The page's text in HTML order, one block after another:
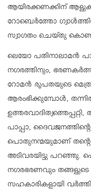
ആയിരക്കണക്കിന്
റോബെര്‍ത്തോ
സ്വാഗതം ചെയ്തു
ലെയോ പതിനാലാമന്‍
നഗരത്തിനും,
റോമന്‍ രൂപതയുടെ
ആരംഭിക്കുമ്പോള്‍,
പാപ്പാ,
പൊതുനന്മയുമാണ്
അടിവരയിട്ടു പറഞ്ഞു.
നഗരഭരണവും തങ്ങളുടെ
സഹകാരികളായി